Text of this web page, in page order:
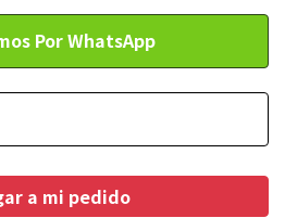
Por WhatsApp
a mi pedido